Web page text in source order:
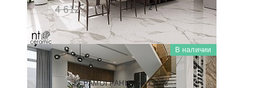
4 612 2 100 ₽/м2 -54%
В наличии
PIETRA
PT6NTT1102L
КЕРАМОГРАНИТ NTT1102